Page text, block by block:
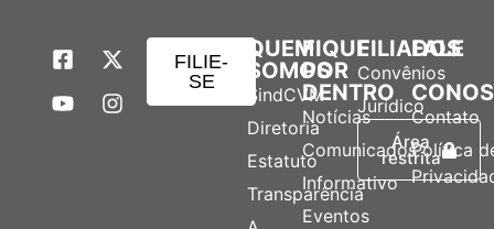
FILIE-
SE
QUEM
SOMOS
SindCVM
Diretoria
Estatuto
Transparência
FIQUE
POR
DENTRO
Notícias
Comunicados
Informativo
Eventos
FILIADOS
Convênios
Jurídico
Área
restrita
FALE
Contato
Política